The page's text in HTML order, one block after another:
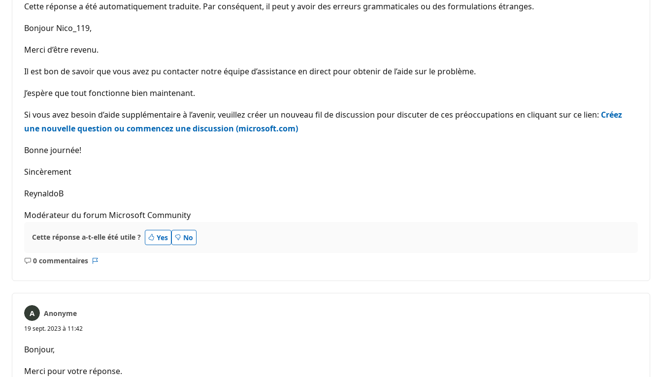
Cette réponse a été automatiquement traduite. Par conséquent, il peut y avoir des erreurs grammaticales ou des formulations étranges.
Bonjour Nico_119,
Merci d’être revenu.
Il est bon de savoir que vous avez pu contacter notre équipe d’assistance en direct pour obtenir de l’aide sur le problème.
J’espère que tout fonctionne bien maintenant.
Si vous avez besoin d’aide supplémentaire à l’avenir, veuillez créer un nouveau fil de discussion pour discuter de ces préoccupations en cliquant sur ce lien: Créez
une nouvelle question ou commencez une discussion (microsoft.com)
Bonne journée!
Sincèrement
ReynaldoB
Modérateur du forum Microsoft Community
Cette réponse a-t-elle été utile ? Yes No
0 commentaires
Aucun
Anonyme
19 sept. 2023 à 11:42
Bonjour,
Merci pour votre réponse.